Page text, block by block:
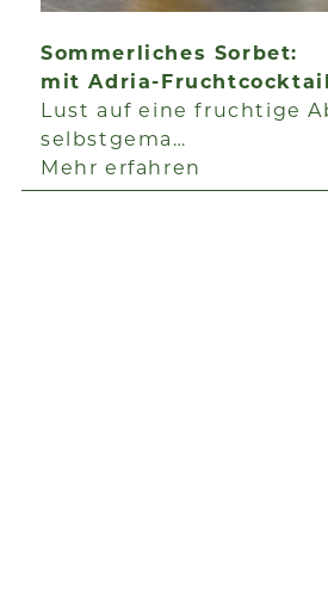
Sommerliches Sorbet:
mit Adria-Fruchtcocktail
Lust auf eine fruchtige
selbstgema…
Mehr erfahren